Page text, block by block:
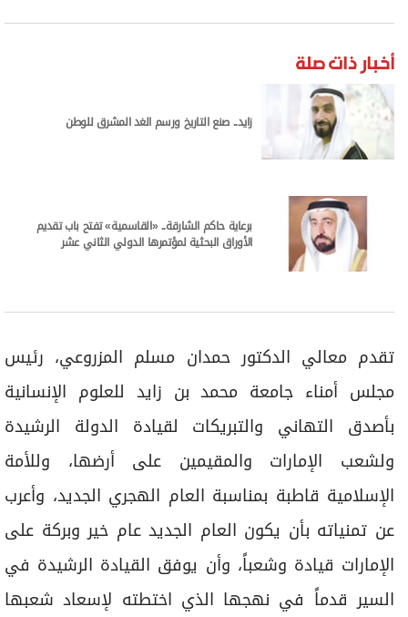
مواقيت الصلاة
الأحوال الجوية
أخبار ذات صلة
زايد.. صنع التاريخ ورسم الغد المشرق للوطن
برعاية حاكم الشارقة.. «القاسمية» تفتح باب تقديم
الأوراق البحثية لمؤتمرها الدولي الثاني عشر
تقدم معالي الدكتور حمدان مسلم المزروعي، رئيس
مجلس أمناء جامعة محمد بن زايد للعلوم الإنسانية
بأصدق التهاني والتبريكات لقيادة الدولة الرشيدة
ولشعب الإمارات والمقيمين على أرضها، وللأمة
الإسلامية قاطبة بمناسبة العام الهجري الجديد، وأعرب
عن تمنياته بأن يكون العام الجديد عام خير وبركة على
الإمارات قيادة وشعباً، وأن يوفق القيادة الرشيدة في
السير قدماً في نهجها الذي اختطته لإسعاد شعبها